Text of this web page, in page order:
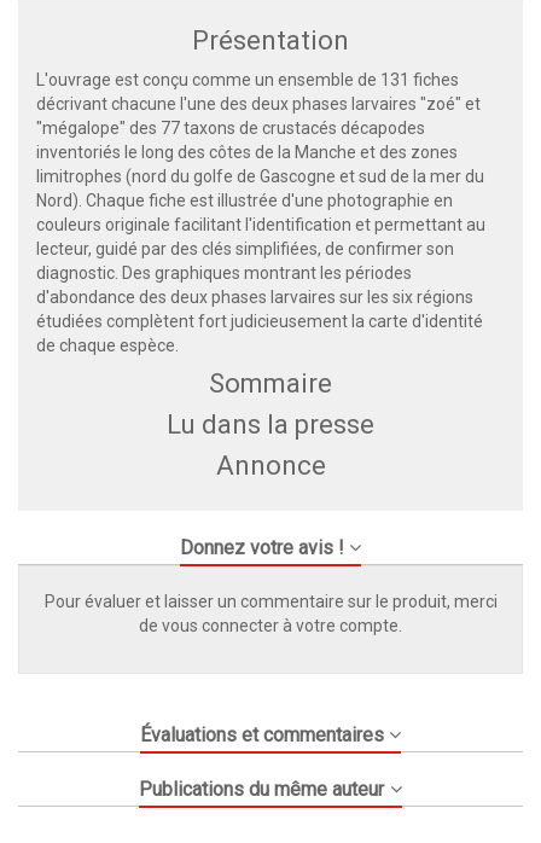
Présentation
L'ouvrage est conçu comme un ensemble de 131 fiches
décrivant chacune l'une des deux phases larvaires "zoé" et
"mégalope" des 77 taxons de crustacés décapodes
inventoriés le long des côtes de la Manche et des zones
limitrophes (nord du golfe de Gascogne et sud de la mer du
Nord). Chaque fiche est illustrée d'une photographie en
couleurs originale facilitant l'identification et permettant au
lecteur, guidé par des clés simplifiées, de confirmer son
diagnostic. Des graphiques montrant les périodes
d'abondance des deux phases larvaires sur les six régions
étudiées complètent fort judicieusement la carte d'identité
de chaque espèce.
Sommaire
Lu dans la presse
Annonce
Donnez votre avis !
Pour évaluer et laisser un commentaire sur le produit, merci
de vous connecter à votre compte.
Évaluations et commentaires
Publications du même auteur